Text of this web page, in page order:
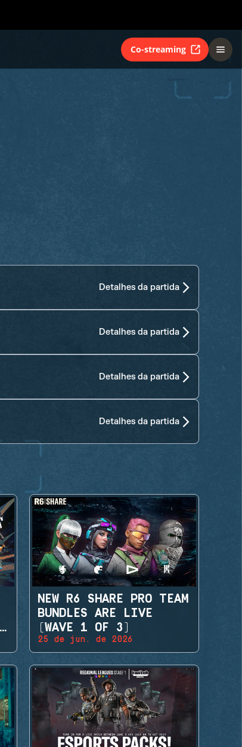
Co-streaming
Detalhes da partida
Detalhes da partida
Detalhes da partida
Detalhes da partida
NEW R6 SHARE PRO TEAM
BUNDLES ARE LIVE
(WAVE 1 OF 3)
25 de jun. de 2026